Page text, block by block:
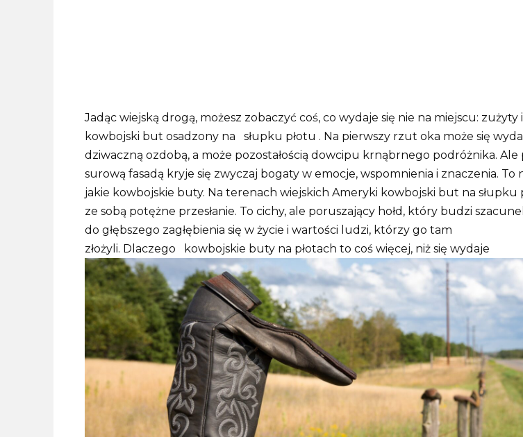
Jadąc wiejską drogą, możesz zobaczyć coś, co wydaje się nie na miejscu: zużyty
kowbojski but osadzony na słupku płotu . Na pierwszy rzut oka może się
dziwaczną ozdobą, a może pozostałością dowcipu krnąbrnego podróżnika. Ale
surową fasadą kryje się zwyczaj bogaty w emocje, wspomnienia i znaczenia. To
jakie kowbojskie buty. Na terenach wiejskich Ameryki kowbojski but na słupku
ze sobą potężne przesłanie. To cichy, ale poruszający hołd, który budzi
do głębszego zagłębienia się w życie i wartości ludzi, którzy go tam
złożyli. Dlaczego
kowbojskie buty na płotach to coś więcej, niż się wydaje